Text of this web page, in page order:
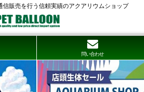
信販売を行う信頼実績のアクアリウムショップ
問い合わせ